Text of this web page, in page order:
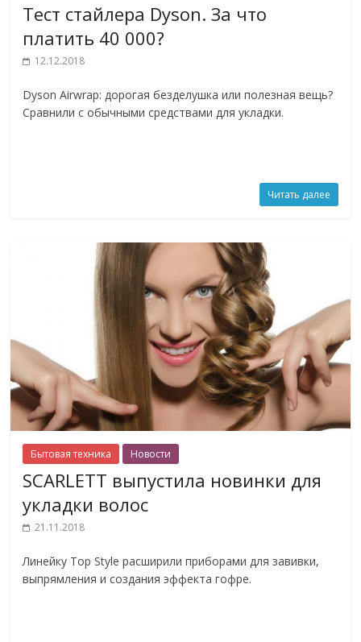
Тест стайлера Dyson. За что
платить 40 000?
12.12.2018
Dyson Airwrap: дорогая безделушка или полезная вещь?
Сравнили с обычными средствами для укладки.
Читать далее
Бытовая техника Новости
SCARLETT выпустила новинки для
укладки волос
21.11.2018
Линейку Top Style расширили приборами для завивки,
выпрямления и создания эффекта гофре.